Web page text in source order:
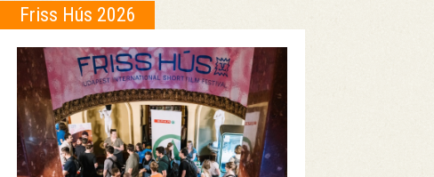
Friss Hús 2026